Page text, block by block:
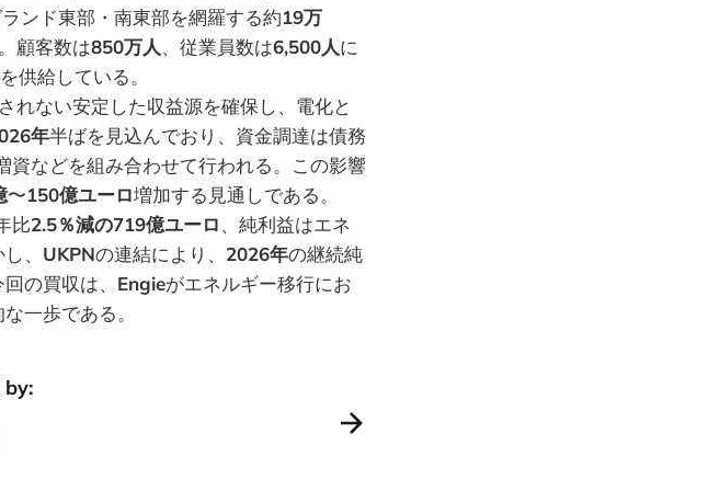
ンド東部・南東部を網羅する約19万
顧客数は850万人、従業員数は6,500人に
供給している。
れない安定した収益源を確保し、電化と
年半ばを見込んでおり、資金調達は債務
資などを組み合わせて行われる。この影響
〜150億ユーロ増加する見通しである。
比2.5％減の719億ユーロ、純利益はエネ
、 UKPNの連結により、 2026年の継続純
の買収は、 Engieがエネルギー移行にお
一歩である。
by: